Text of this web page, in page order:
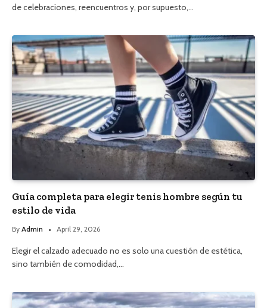
de celebraciones, reencuentros y, por supuesto,…
Guía completa para elegir tenis hombre según tu
estilo de vida
By Admin April 29, 2026
Elegir el calzado adecuado no es solo una cuestión de estética,
sino también de comodidad,…